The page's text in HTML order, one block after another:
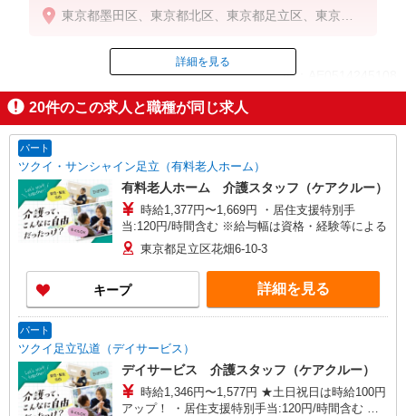
■無資格／月給298,000円以上
※いずれも一律処遇加算含む
東京都墨田区、東京都北区、東京都足立区、東京都
ID：AE0514245108
掲載期間終了
詳細を見る
20件のこの求人と職種が同じ求人
パート
ツクイ・サンシャイン足立（有料老人ホーム）
有料老人ホーム 介護スタッフ（ケアクルー）
時給1,377円〜1,669円 ・居住支援特別手
当:120円/時間含む ※給与幅は資格・経験等による
東京都足立区花畑6-10-3
キープ 詳細を見る
パート
ツクイ足立弘道（デイサービス）
デイサービス 介護スタッフ（ケアクルー）
時給1,346円〜1,577円 ★土日祝日は時給100円
アップ！ ・居住支援特別手当:120円/時間含む ※